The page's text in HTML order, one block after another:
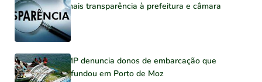
mais transparência à prefeitura e câmara
MP denuncia donos de embarcação que
afundou em Porto de Moz